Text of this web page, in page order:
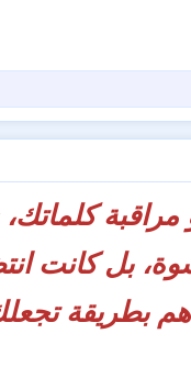
بل كانت
بطريقة